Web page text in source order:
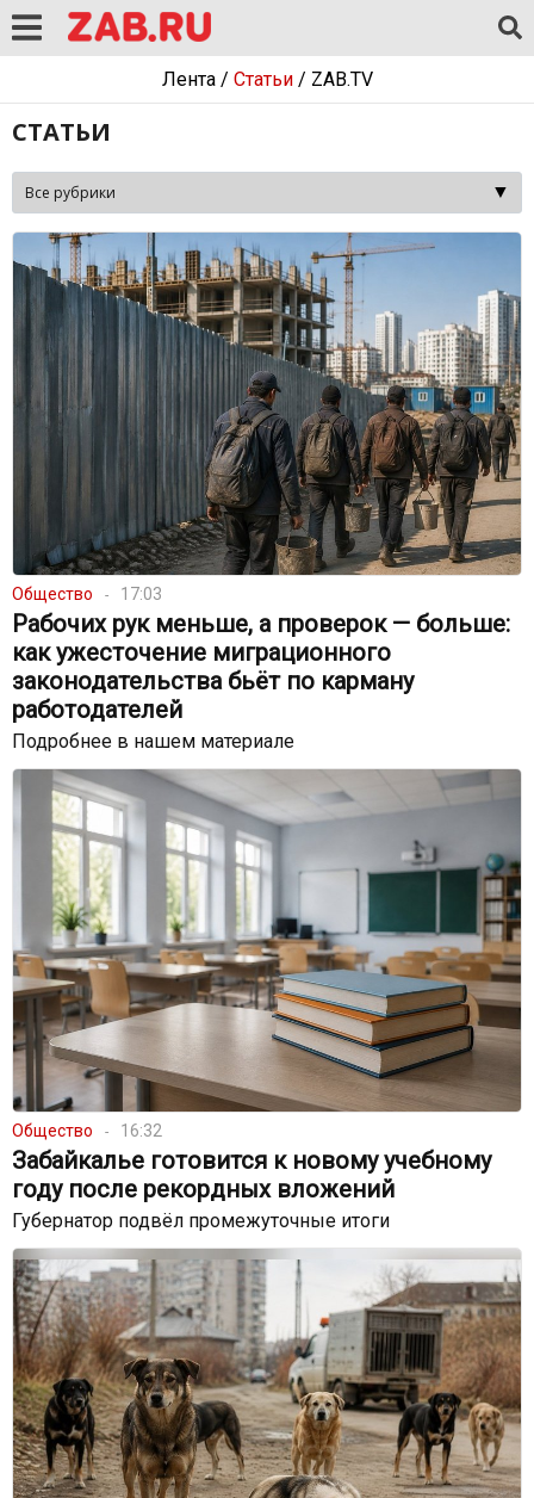
Лента/ Статьи/ ZAB.TV
СТАТЬИ
Общество 17:03
Рабочих рук меньше, а проверок — больше:
как ужесточение миграционного
законодательства бьёт по карману
работодателей
Подробнее в нашем материале
Общество 16:32
Забайкалье готовится к новому учебному
году после рекордных вложений
Губернатор подвёл промежуточные итоги